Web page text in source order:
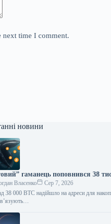
next time I comment.
новини
гаманець поповнився 38
Власенко
Сер 7, 2026
38 000 BTC надійшло на адреси для